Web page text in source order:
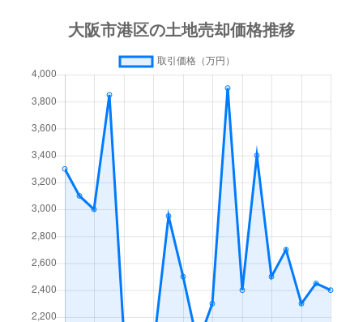
2,300万円 朝潮橋 徒歩9分
2,100万円 朝潮橋
南市岡
1,800万円 弁天町
南市岡
1,500万円 弁天町
南市岡
4,000万円 弁天町 徒歩10分
南市岡
4,100万円 弁天町 徒歩10分
南市岡
1,800万円 弁天町 徒歩10分
南市岡
3,600万円 弁天町 徒歩10分